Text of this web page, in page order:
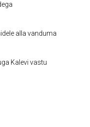
alla vanduma
Kalevi vastu